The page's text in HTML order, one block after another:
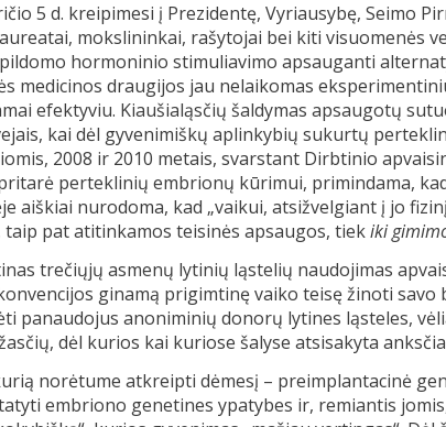
5 d. kreipimesi į Prezidentę, Vyriausybę, Seimo
mokslininkai, rašytojai bei kiti visuomenės
hormoninio stimuliavimo apsauganti
medicinos draugijos jau nelaikomas
efektyviu. Kiaušialąsčių šaldymas apsaugotų
kai dėl gyvenimiškų aplinkybių sukurtų
2008 ir 2010 metais, svarstant Dirbtinio
perteklinių embrionų kūrimui, primindama,
aiškiai nurodoma, kad „vaikui, atsižvelgiant į jo
pat atitinkamos teisinės apsaugos, tiekiki
trečiųjų asmenų lytinių ląstelių naudojimas
ginamą prigimtinę vaiko teisę žinoti
panaudojus anoniminių donorų lytines ląsteles,
dėl kurios kai kuriose šalyse atsisakyta
norėtume atkreipti dėmesį – preimplantacinė
embriono genetines ypatybes ir, remiantis